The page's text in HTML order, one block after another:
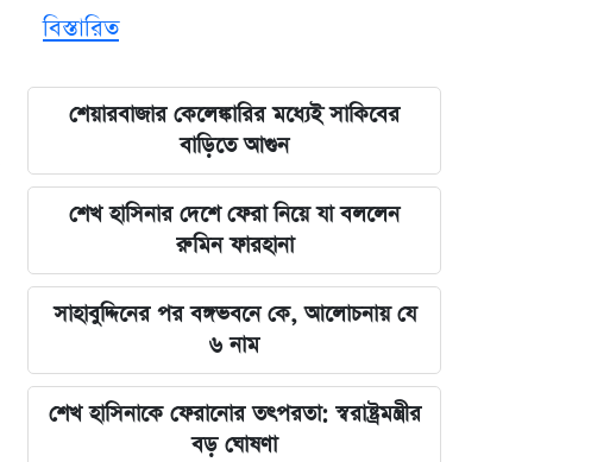
বিস্তারিত
শেয়ারবাজার কেলেঙ্কারির মধ্যেই সাকিবের
বাড়িতে আগুন
শেখ হাসিনার দেশে ফেরা নিয়ে যা বললেন
রুমিন ফারহানা
সাহাবুদ্দিনের পর বঙ্গভবনে কে, আলোচনায় যে
৬ নাম
শেখ হাসিনাকে ফেরানোর তৎপরতা: স্বরাষ্ট্রমন্ত্রীর
বড় ঘোষণা